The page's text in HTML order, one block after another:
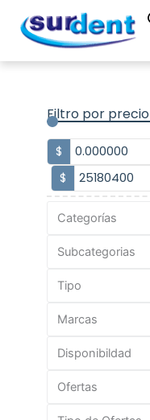
contenido
Filtro por precio
$
$
Categorías
Subcategorias
Tipo
Marcas
Disponibildad
Ofertas